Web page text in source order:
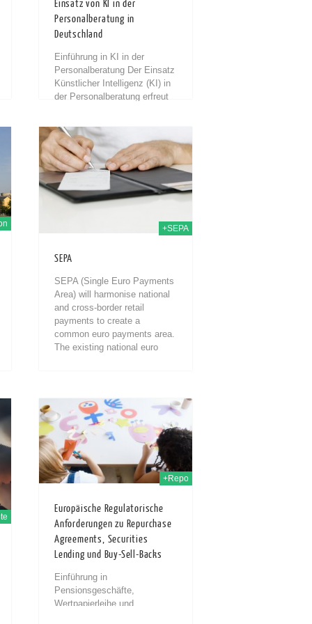
Einsatz von KI in der
Personalberatung in
Deutschland
Einführung in KI in der
Personalberatung Der Einsatz
Künstlicher Intelligenz (KI) in
der Personalberatung erfreut
KI-Tools werden von
Personalberatern eingesetzt,
um die...
+SEPA
SEPA
SEPA (Single Euro Payments
Area) will harmonise national
and cross-border retail
payments to create a
common euro payments area.
The existing national euro
+Repo
Europäische Regulatorische
Anforderungen zu Repurchase
Agreements, Securities
Lending und Buy-Sell-Backs
Einführung in
Pensionsgeschäfte,
Wertpapierleihe und